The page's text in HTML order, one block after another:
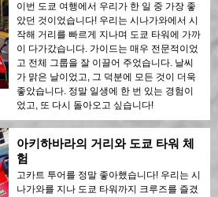
이번 도쿄 여행에서 우리가 한 일 중 가장 좋
았던 것이었습니다! 우리는 시나가와에서 시
작해 거리를 빠르게 지나며 도쿄 타워에 가까
이 다가갔습니다. 가이드는 매우 전문적이었
고 전체 그룹을 잘 이끌어 주었습니다. 날씨
가 맑은 날이었고, 그 덕분에 모든 것이 더욱
좋았습니다. 정말 일생에 한 번 있는 경험이
었고, 또 다시 돌아오고 싶습니다!
아키하바라의 거리와 도쿄 타워 체
험
고카트 투어를 정말 좋아했습니다! 우리는 시
나가와를 지나 도쿄 타워까지 크루즈를 즐겼